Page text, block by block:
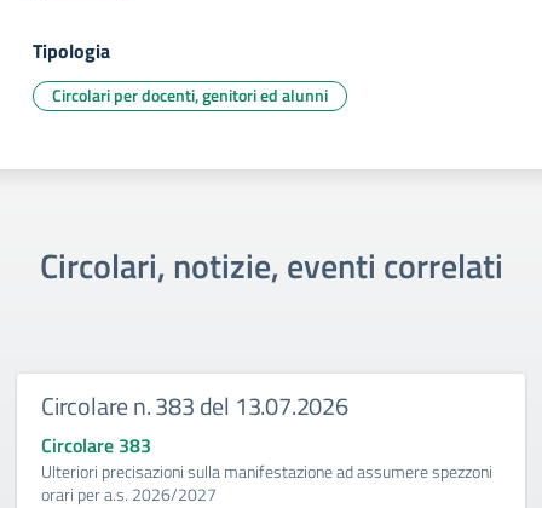
Tipologia
Circolari per docenti, genitori ed alunni
Circolari, notizie, eventi correlati
Circolare n. 383 del 13.07.2026
Circolare 383
Ulteriori precisazioni sulla manifestazione ad assumere spezzoni
orari per a.s. 2026/2027